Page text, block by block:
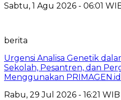
Sabtu, 1 Agu 2026 - 06:01
berita
Urgensi Analisa Genetik
Sekolah, Pesantren, dan
Menggunakan PRIMAGEN.id
Rabu, 29 Jul 2026 - 16:21 WIB